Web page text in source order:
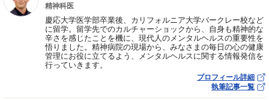
精神科医
慶応大学医学部卒業後、カリフォルニア大学バークレー校など
に留学。留学先でのカルチャーショックから、自身も精神的な
辛さを感じたことを機に、現代人のメンタルヘルスの重要性を
悟りました。精神病院の現場から、みなさまの毎日の心の健康
管理にお役に立てるよう、メンタルヘルスに関する情報発信を
行っていきます。
プロフィール詳細
執筆記事一覧